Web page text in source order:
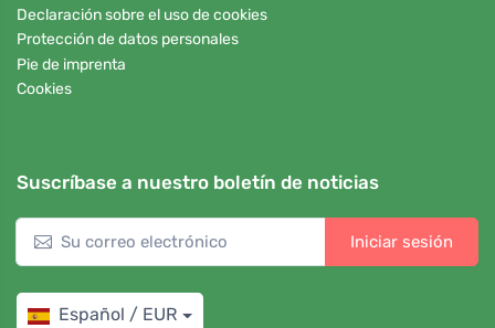
Declaración sobre el uso de cookies
Protección de datos personales
Pie de imprenta
Cookies
Suscríbase a nuestro boletín de noticias
Iniciar sesión
Español / EUR